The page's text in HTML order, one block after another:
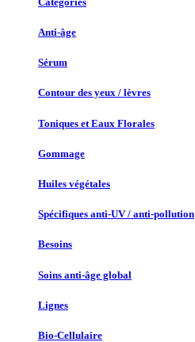
Anti-âge
Sérum
Contour des yeux / lèvres
Toniques et Eaux Florales
Gommage
Huiles végétales
Spécifiques anti-UV / anti-pollution
Besoins
Soins anti-âge global
Lignes
Bio-Cellulaire